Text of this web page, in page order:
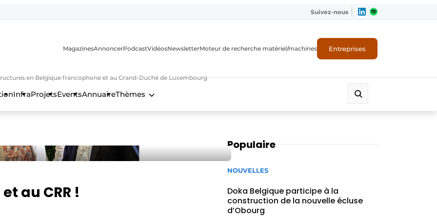
Suivez-nous
en Belgique francophone et au Grand-Duché de Luxembourg
MagazinesAnnoncerPodcastVidéosNewsletterMoteur de recherche matériel/machines Entreprises
InfraProjetsEventsAnnuaireThèmes
au CRR !
Populaire
NOUVELLES
Doka Belgique participe à la
construction de la nouvelle écluse
d’Obourg